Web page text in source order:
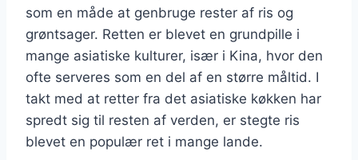
som en måde at genbruge rester af ris og
grøntsager. Retten er blevet en grundpille i
mange asiatiske kulturer, især i Kina, hvor den
ofte serveres som en del af en større måltid. I
takt med at retter fra det asiatiske køkken har
spredt sig til resten af verden, er stegte ris
blevet en populær ret i mange lande.